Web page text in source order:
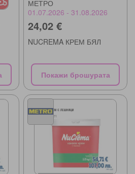
МЕТРО
01.07.2026 - 31.08.2026
24,02 €
NUCREMA КРЕМ БЯЛ
Покажи брошурата